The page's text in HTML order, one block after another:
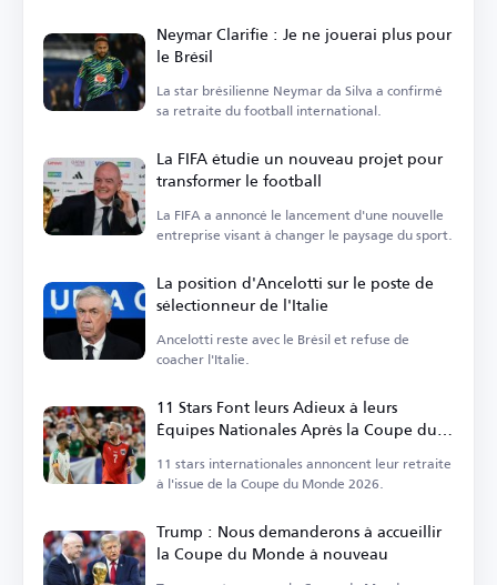
Neymar Clarifie : Je ne jouerai plus pour
le Brésil
La star brésilienne Neymar da Silva a confirmé
sa retraite du football international.
La FIFA étudie un nouveau projet pour
transformer le football
La FIFA a annoncé le lancement d'une nouvelle
entreprise visant à changer le paysage du sport.
La position d'Ancelotti sur le poste de
sélectionneur de l'Italie
Ancelotti reste avec le Brésil et refuse de
coacher l'Italie.
11 Stars Font leurs Adieux à leurs
Équipes Nationales Après la Coupe du
11 stars internationales annoncent leur retraite
à l'issue de la Coupe du Monde 2026.
Trump : Nous demanderons à accueillir
la Coupe du Monde à nouveau